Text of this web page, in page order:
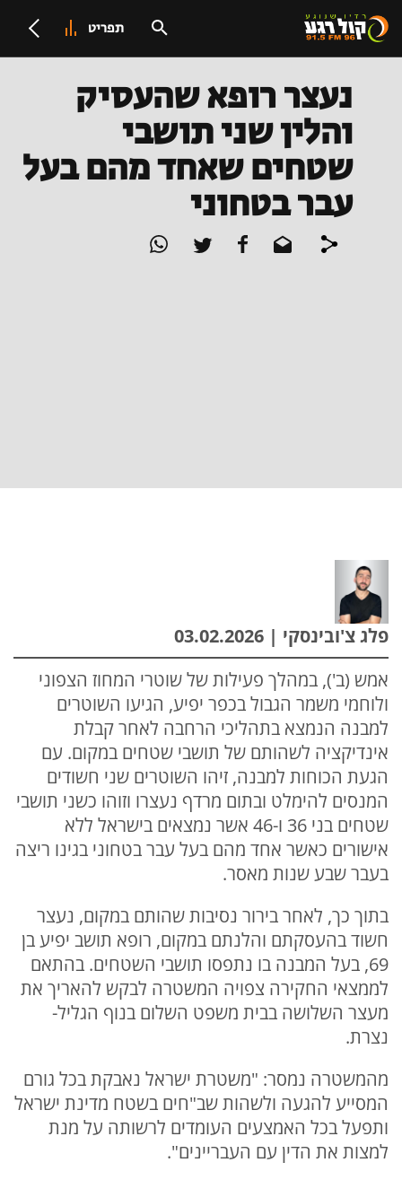
תפריט
נעצר רופא שהעסיק
והלין שני תושבי
שטחים שאחד מהם בעל
עבר בטחוני
פלג צ'ובינסקי | 03.02.2026
אמש (ב'), במהלך פעילות של שוטרי המחוז הצפוני
ולוחמי משמר הגבול בכפר יפיע, הגיעו השוטרים
למבנה הנמצא בתהליכי הרחבה לאחר קבלת
אינדיקציה לשהותם של תושבי שטחים במקום. עם
הגעת הכוחות למבנה, זיהו השוטרים שני חשודים
המנסים להימלט ובתום מרדף נעצרו וזוהו כשני תושבי
שטחים בני 36 ו-46 אשר נמצאים בישראל ללא
אישורים כאשר אחד מהם בעל עבר בטחוני בגינו ריצה
בעבר שבע שנות מאסר.
בתוך כך, לאחר בירור נסיבות שהותם במקום, נעצר
חשוד בהעסקתם והלנתם במקום, רופא תושב יפיע בן
69, בעל המבנה בו נתפסו תושבי השטחים. בהתאם
לממצאי החקירה צפויה המשטרה לבקש להאריך את
מעצר השלושה בבית משפט השלום בנוף הגליל-
נצרת.
מהמשטרה נמסר: "משטרת ישראל נאבקת בכל גורם
המסייע להגעה ולשהות שב"חים בשטח מדינת ישראל
ותפעל בכל האמצעים העומדים לרשותה על מנת
למצות את הדין עם העבריינים".